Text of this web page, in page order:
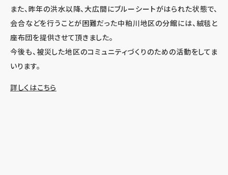
また、昨年の洪水以降、大広間にブルーシートがはられた状態で、
会合などを行うことが困難だった中粕川地区の分館には、絨毯と
座布団を提供させて頂きました。
今後も、被災した地区のコミュニティづくりのための活動をしてま
いります。
詳しくはこちら